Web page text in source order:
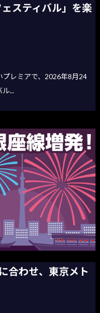
スティバル」を楽
プレミアで、2026年8月24
...
合わせ、東京メト